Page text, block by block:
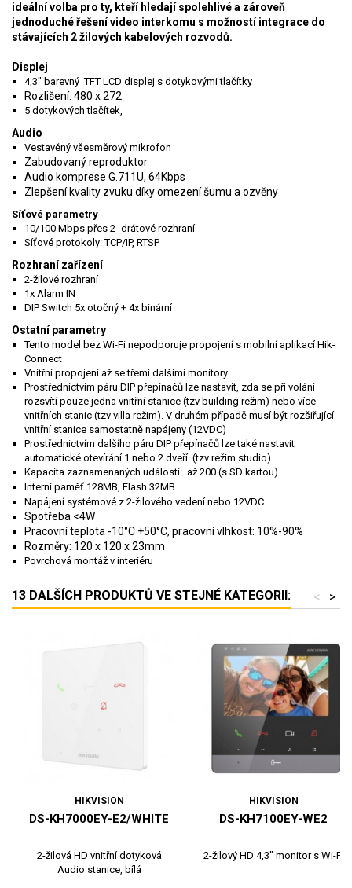
ideální volba pro ty, kteří hledají spolehlivé a zároveň
jednoduché řešení video interkomu s možností integrace do
stávajících 2 žilových kabelových rozvodů.
Displej
4,3" barevný TFT LCD displej s dotykovými tlačítky
Rozlišení: 480 x 272
5 dotykových tlačítek,
Audio
Vestavěný všesměrový mikrofon
Zabudovaný reproduktor
Audio komprese G.711U, 64Kbps
Zlepšení kvality zvuku díky omezení šumu a ozvěny
Síťové parametry
10/100 Mbps přes 2- drátové rozhraní
Síťové protokoly: TCP/IP, RTSP
Rozhraní zařízení
2-žilové rozhraní
1x Alarm IN
DIP Switch 5x otočný + 4x binární
Ostatní parametry
Tento model bez Wi-Fi nepodporuje propojení s mobilní aplikací Hik-
Connect
Vnitřní propojení až se třemi dalšími monitory
Prostřednictvím páru DIP přepínačů lze nastavit, zda se při volání
rozsvítí pouze jedna vnitřní stanice (tzv building režim) nebo více
vnitřních stanic (tzv villa režim). V druhém případě musí být rozšiřující
vnitřní stanice samostatně napájeny (12VDC)
Prostřednictvím dalšího páru DIP přepínačů lze také nastavit
automatické otevírání 1 nebo 2 dveří (tzv režim studio)
Kapacita zaznamenaných událostí: až 200 (s SD kartou)
Interní paměť 128MB, Flash 32MB
Napájení systémové z 2-žilového vedení nebo 12VDC
Spotřeba <4W
Pracovní teplota -10°C +50°C, pracovní vlhkost: 10%-90%
Rozměry: 120 x 120 x 23mm
Povrchová montáž v interiéru
13 DALŠÍCH PRODUKTŮ VE STEJNÉ KATEGORII: >
<
HIKVISION
DS-KH7000EY-E2/WHITE
2-žilová HD vnitřní dotyková
Audio stanice, bílá
HIKVISION
DS-KH7100EY-WE2
2-žilový HD 4,3" monitor s Wi-Fi